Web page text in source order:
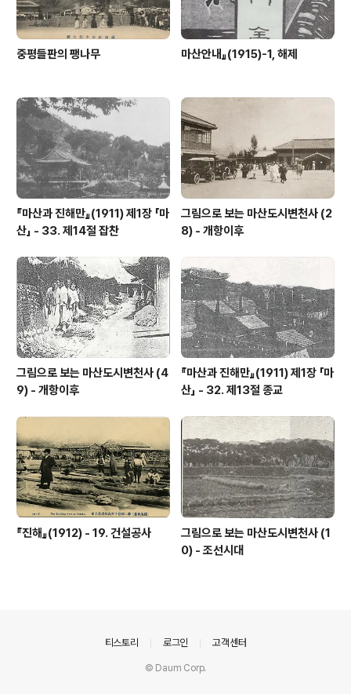
중평들판의 팽나무 마산안내』(1915)-1, 해제
『마산과 진해만』(1911) 제1장 「마
산」 - 33. 제14절 잡찬
그림으로 보는 마산도시변천사 (2
8) - 개항이후
그림으로 보는 마산도시변천사 (4
9) - 개항이후
『마산과 진해만』(1911) 제1장 「마
산」 - 32. 제13절 종교
『진해』(1912) - 19. 건설공사
그림으로 보는 마산도시변천사 (1
0) - 조선시대
티스토리 로그인 고객센터
© Daum Corp.